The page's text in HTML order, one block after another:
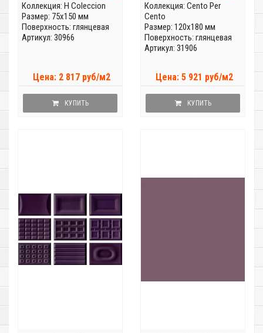
Коллекция: H Coleccion
Размер: 75x150 мм
Поверхность: глянцевая
Артикул: 30966
Цена: 2 817 руб/м2
КУПИТЬ
Коллекция: Cento Per
Cento
Размер: 120x180 мм
Поверхность: глянцевая
Артикул: 31906
Цена: 5 921 руб/м2
КУПИТЬ